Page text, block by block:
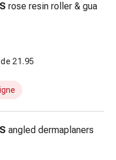
rose resin roller & gua
21.95
angled dermaplaners